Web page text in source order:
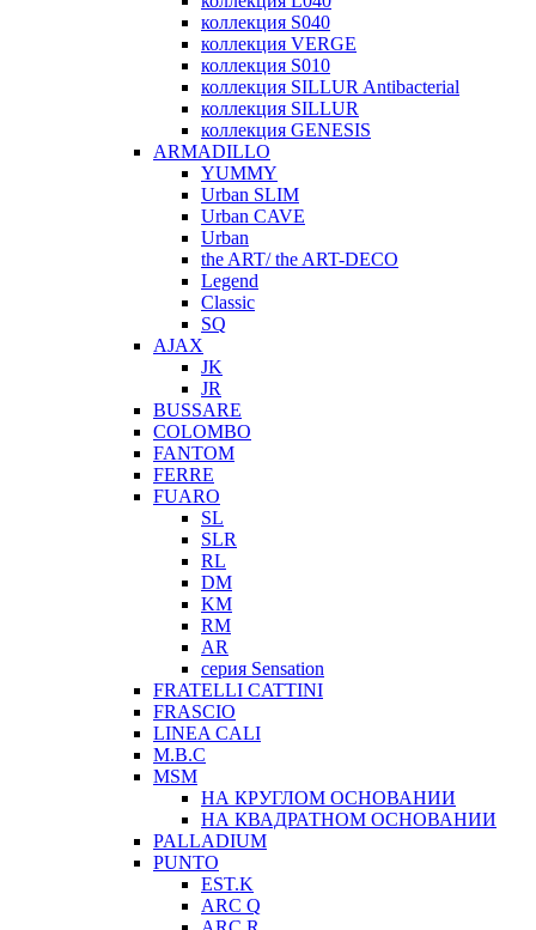
коллекция S040
коллекция VERGE
коллекция S010
коллекция SILLUR Antibacterial
коллекция SILLUR
коллекция GENESIS
ARMADILLO
YUMMY
Urban SLIM
Urban CAVE
Urban
the ART/ the ART-DECO
Legend
Classic
SQ
AJAX
JK
JR
BUSSARE
COLOMBO
FANTOM
FERRE
FUARO
SL
SLR
RL
DM
KM
RM
AR
серия Sensation
FRATELLI CATTINI
FRASCIO
LINEA CALI
M.B.C
MSM
НА КРУГЛОМ ОСНОВАНИИ
НА КВАДРАТНОМ ОСНОВАНИИ
PALLADIUM
PUNTO
EST.K
ARC Q